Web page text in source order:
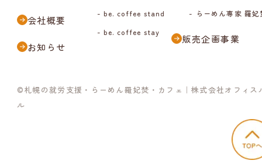
会社概要
お知らせ
- be. coffee stand
- be. coffee stay
- らーめん専家 羅妃
販売企画事業
©札幌の就労支援・らーめん羅妃焚・カフェ ｜株式会社オフィス
ル